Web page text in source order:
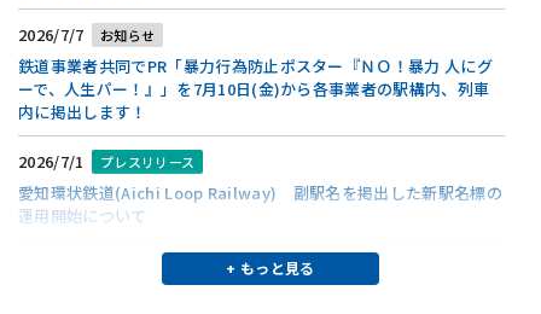
2026/7/3 ご案内
一部の駅の窓口営業時間について
2026/7/1 ご案内
愛知環状鉄道(Aichi Loop Railway)
始しました
2026/7/1 鉄印帳
オカザえもんコラボ鉄印(岡崎市制110周年)を発売します。
列車の運行
2026/7/7 お知らせ
鉄道事業者共同でPR「暴力行為防止ポスター『ＮＯ！暴力 人にグ
ーで、人生パー！』」を7月10日(金)から各事業者の駅構内、列車
内に掲出します！
2026/7/1 プレスリリース
愛知環状鉄道(Aichi Loop Railway) 副駅名を掲出した新駅名標の
運用開始について
+ もっと見る